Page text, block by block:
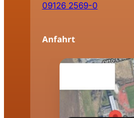
09126 2569-0
Anfahrt